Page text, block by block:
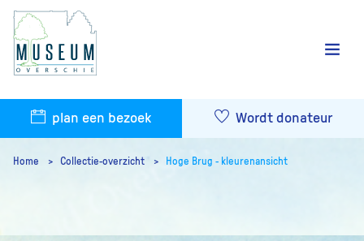
plan een bezoek Wordt donateur
Home Collectie-overzicht Hoge Brug - kleurenansicht